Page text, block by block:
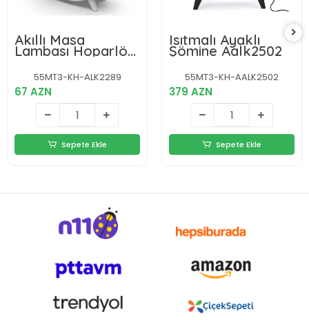
Akıllı Masa
Lambası Hoparlör
Led Işık &
Kablosuz Şarj
Alk2289
55MT3-KH-ALK2289
67 AZN
Sepete Ekle
Isıtmalı Ayaklı
Şömine Aalk2502
55MT3-KH-AALK2502
379 AZN
Sepete Ekle